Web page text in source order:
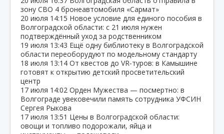
зону СВО 4 бронеавтомобиля «Сармат»
20 июля 14:15 Новое условие для единого пособия в
Волгоградской области: с 21 июля нужен
подтверждённый уход за родственником
19 июля 13:43 Ещё одну библиотеку в Волгоградской
области переоборудуют по модельному стандарту
18 июля 13:14 От квестов до VR‑туров: в Камышине
готовят к открытию детский просветительский
центр
17 июля 14:02 Орден Мужества — посмертно: в
Волгограде увековечили память сотрудника УФСИН
Сергея Рыкова
17 июля 13:51 Цены в Волгоградской области:
овощи и топливо подорожали, яйца и